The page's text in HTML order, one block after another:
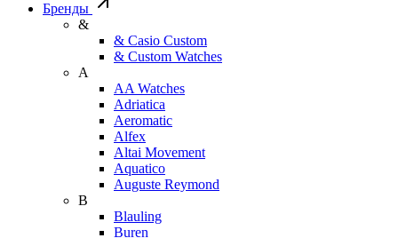
Бренды
&
& Casio Custom
& Custom Watches
A
AA Watches
Adriatica
Aeromatic
Alfex
Altai Movement
Aquatico
Auguste Reymond
B
Blauling
Buren